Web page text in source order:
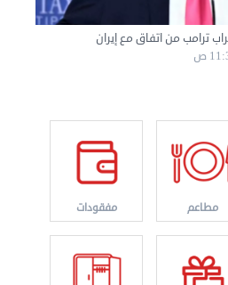
ترامب من اتفاق مع إيران
مطاعم مفقودات